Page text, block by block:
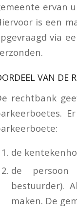
ervan
is een
via
VAN DE
rechtbank
de
de persoon
bestuurder).
maken. De